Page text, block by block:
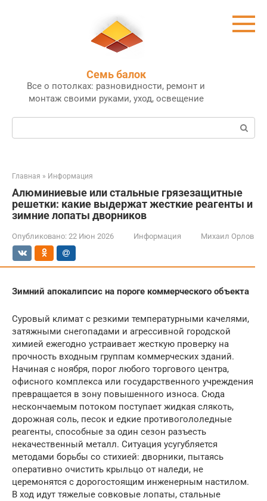
Семь балок
Все о потолках: разновидности, ремонт и
монтаж своими руками, уход, освещение
Поиск:
Главная » Информация
Алюминиевые или стальные грязезащитные
решетки: какие выдержат жесткие реагенты и
зимние лопаты дворников
Опубликовано: 22 Июн 2026 Информация Михаил Орлов
Зимний апокалипсис на пороге коммерческого объекта
Суровый климат с резкими температурными качелями,
затяжными снегопадами и агрессивной городской
химией ежегодно устраивает жесткую проверку на
прочность входным группам коммерческих зданий.
Начиная с ноября, порог любого торгового центра,
офисного комплекса или государственного учреждения
превращается в зону повышенного износа. Сюда
нескончаемым потоком поступает жидкая слякоть,
дорожная соль, песок и едкие противогололедные
реагенты, способные за один сезон разъесть
некачественный металл. Ситуация усугубляется
методами борьбы со стихией: дворники, пытаясь
оперативно очистить крыльцо от наледи, не
церемонятся с дорогостоящим инженерным настилом.
В ход идут тяжелые совковые лопаты, стальные